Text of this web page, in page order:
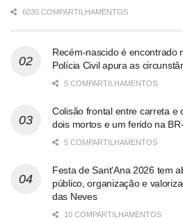
6030 COMPARTILHAMENTOS
Recém-nascido é encontrado
Polícia Civil apura as
5 COMPARTILHAMENTOS
Colisão frontal entre carreta e
dois mortos e um ferido na
5 COMPARTILHAMENTOS
Festa de Sant’Ana 2026 tem
público, organização e
das Neves
10 COMPARTILHAMENTOS